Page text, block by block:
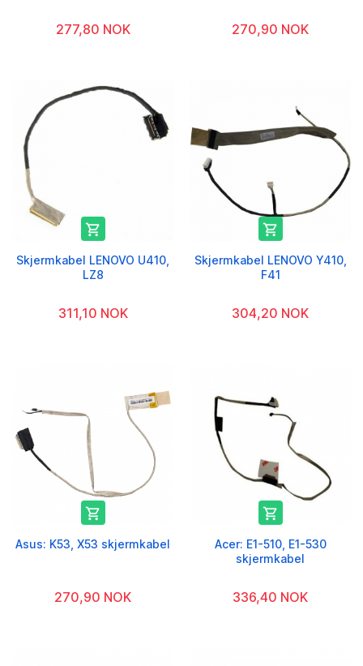
277,80 NOK 270,90 NOK

Skjermkabel LENOVO U410,
LZ8
311,10 NOK

Skjermkabel LENOVO Y410,
F41
304,20 NOK

Asus: K53, X53 skjermkabel
270,90 NOK

Acer: E1-510, E1-530
skjermkabel
336,40 NOK